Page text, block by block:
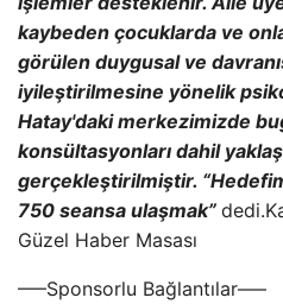
kaybeden çocuklarda ve
görülen duygusal ve
iyileştirilmesine yönelik
Hatay'daki merkezimizde
konsültasyonları dahil
gerçekleştirilmiştir.
750 seansa ulaşmak”
Güzel Haber Masası
—–Sponsorlu Bağlantılar—–